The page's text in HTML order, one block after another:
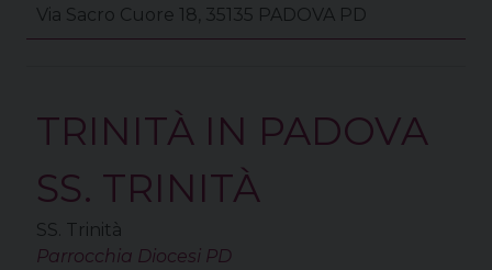
Via Sacro Cuore 18, 35135 PADOVA PD
TRINITÀ IN PADOVA
SS. TRINITÀ
SS. Trinità
Parrocchia Diocesi PD